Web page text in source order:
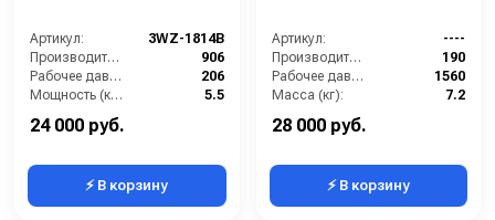
Артикул:
3WZ-1814В
Производительность (л/ч):
906
Рабочее давление (бар):
206
Мощность (кВт):
5.5
24 000 руб.
⚡ В корзину
Артикул:
----
Производительность (л/ч):
190
Рабочее давление (бар):
1560
Масса (кг):
7.2
28 000 руб.
⚡ В корзину